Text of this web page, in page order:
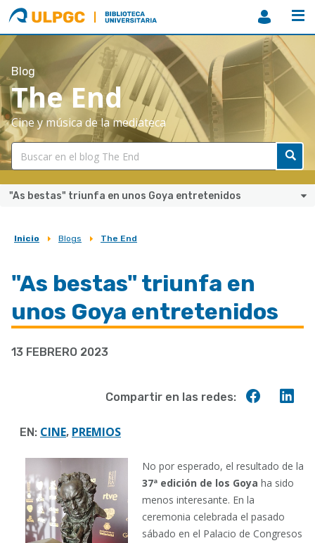
ULPGC
Biblioteca
ULPGC
Blog
The End
Cine y música de la mediateca
"As bestas" triunfa en unos Goya entretenidos
Sobrescribir
de
ayuda
la
Inicio Blogs The End
"As bestas" triunfa en
unos Goya entretenidos
13 FEBRERO 2023
Compartir en las redes:
EN: CINE, PREMIOS
No por esperado, el resultado de la
37ª edición de los Goya ha sido
menos interesante. En la
ceremonia celebrada el pasado
sábado en el Palacio de Congresos